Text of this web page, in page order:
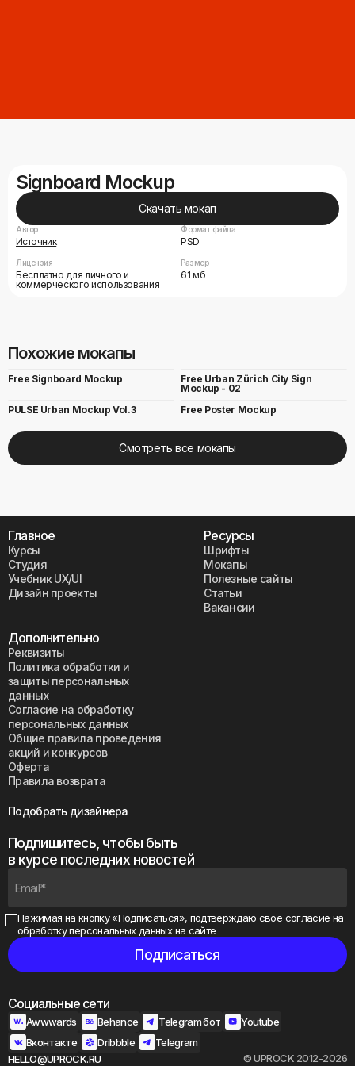
Signboard Mockup
Скачать мокап
Автор
Источник
Лицензия
Бесплатно для личного и
коммерческого использования
Формат файла
PSD
Размер
61 мб
Похожие мокапы
Free Signboard Mockup
Free Urban Zürich City Sign
Mockup - 02
PULSE Urban Mockup Vol.3
Free Poster Mockup
Смотреть все мокапы
Главное
Курсы
Студия
Учебник UX/UI
Дизайн проекты
Ресурсы
Шрифты
Мокапы
Полезные сайты
Статьи
Вакансии
Дополнительно
Реквизиты
Политика обработки и
защиты персональных
данных
Согласие на обработку
персональных данных
Общие правила проведения
акций и конкурсов
Оферта
Правила возврата
Социальные сети
Awwwards Behance Telegram бот
Youtube
Вконтакте
Dribbble
Telegram
HELLO@UPROCK.RU
© UPROCK 2012-2026
Подпишитесь, чтобы быть
в курсе последних новостей
Нажимая на кнопку «Подписаться», подтверждаю своё согласие на
обработку персональных данных на сайте
Подобрать дизайнера